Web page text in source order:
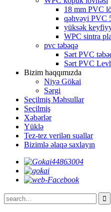
18 mm PVC
qəhvəyi PVC
yüksək
WPC sintra
pvc təbəqə
Sərt PVC
Sərt PVC
Bizim haqqımızda
Niyə Gökai
Sərgi
Seçilmiş Məhsullar
Seçilmiş
Xəbərlər
Yüklə
Tez-tez verilən suallar
Bizimlə əlaqə saxlayın